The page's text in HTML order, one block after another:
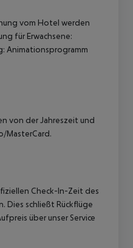
vom Hotel werden
für Erwachsene:
Animationsprogramm
von der Jahreszeit und
MasterCard.
Check-In-Zeit des
Dies schließt Rückflüge
über unser Service